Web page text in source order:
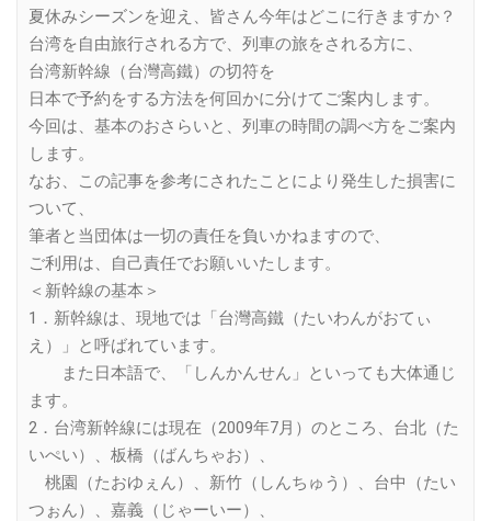
夏休みシーズンを迎え、皆さん今年はどこに行きますか？
台湾を自由旅行される方で、列車の旅をされる方に、
台湾新幹線（台灣高鐵）の切符を
日本で予約をする方法を何回かに分けてご案内します。
今回は、基本のおさらいと、列車の時間の調べ方をご案内
します。
なお、この記事を参考にされたことにより発生した損害に
ついて、
筆者と当団体は一切の責任を負いかねますので、
ご利用は、自己責任でお願いいたします。
＜新幹線の基本＞
1．新幹線は、現地では「台灣高鐵（たいわんがおてぃ
え）」と呼ばれています。
また日本語で、「しんかんせん」といっても大体通じ
ます。
2．台湾新幹線には現在（2009年7月）のところ、台北（た
いぺい）、板橋（ばんちゃお）、
桃園（たおゆぇん）、新竹（しんちゅう）、台中（たい
つぉん）、嘉義（じゃーいー）、